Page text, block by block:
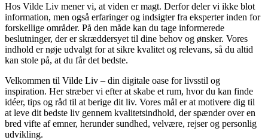
Hos Vilde Liv mener vi, at viden er magt. Derfor deler vi ikke blot
information, men også erfaringer og indsigter fra eksperter inden for
forskellige områder. På den måde kan du tage informerede
beslutninger, der er skræddersyet til dine behov og ønsker. Vores
indhold er nøje udvalgt for at sikre kvalitet og relevans, så du altid
kan stole på, at du får det bedste.
Velkommen til Vilde Liv – din digitale oase for livsstil og
inspiration. Her stræber vi efter at skabe et rum, hvor du kan finde
idéer, tips og råd til at berige dit liv. Vores mål er at motivere dig til
at leve dit bedste liv gennem kvalitetsindhold, der spænder over en
bred vifte af emner, herunder sundhed, velvære, rejser og personlig
udvikling.